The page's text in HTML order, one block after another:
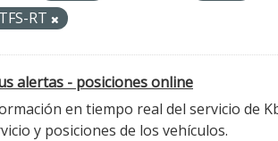
RT
alertas - posiciones online
en tiempo real del servicio de
y posiciones de los vehículos.